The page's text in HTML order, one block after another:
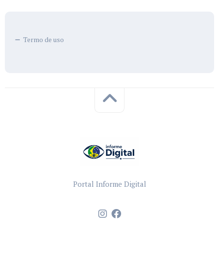
Termo de uso
Portal Informe Digital